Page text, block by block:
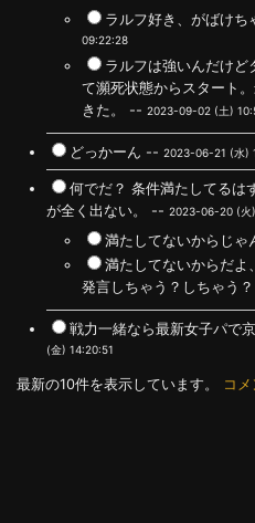
ラルフ好き、がばけ
09:22:28
ラルフは強いんだけど
て瀕死状態からスタート
きた。 -- 2023-09-02 (土)
どっかーん -- 2023-06-21 (水)
何でだ？ 条件満たしてるは
が全く出ない。 -- 2023-06-20 (火
満たしてないからじゃ
満たしてないからだよ
発言しちゃう？しちゃう
戦力一緒なら最新女子パで
(金) 14:20:51
最新の10件を表示しています。
コ